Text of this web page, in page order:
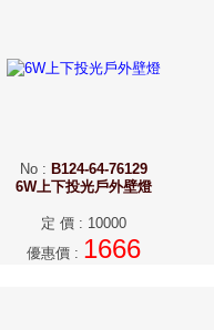
No: B124-64-76129
6W上下投光戶外壁燈
定 價: 10000
優惠價: 1666